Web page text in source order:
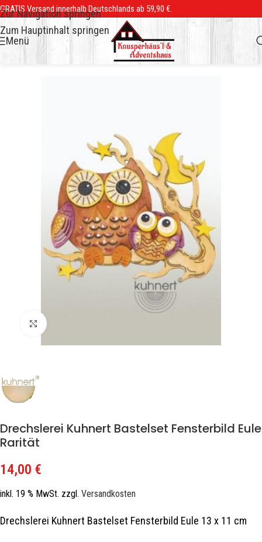
Zur Navigation springen
Zum Hauptinhalt springen
GRATIS Versand innerhalb Deutschlands ab 59,90 €.
Menü
Zum Vergrößern klicken
Drechslerei Kuhnert Bastelset Fensterbild Eule
Rarität
14,00 €
inkl. 19 % MwSt. zzgl. Versandkosten
Drechslerei Kuhnert Bastelset Fensterbild Eule 13 x 11 cm